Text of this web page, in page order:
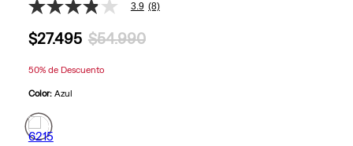
3.9
5
estrellas,
medio
de
valoración.
Read
8
Reviews.
3.9 (8)
$27.495 $54.990
50%de Descuento
Color: Azul